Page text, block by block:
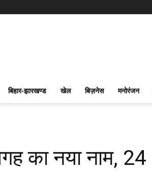
बिहार-झारखण्‍ड खेल बिज़नेस मनोरंजन
का नया नाम, 24